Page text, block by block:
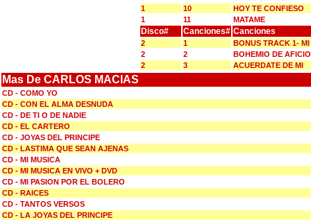
1
10
HOY TE CONFIESO
1
11 MATAME
Disco# Canciones# Canciones
2 1
BONUS TRACK 1-
2
2
BOHEMIO DE
2
3 ACUERDATE DE MI
Mas De CARLOS MACIAS
CD - COMO YO
CD - CON EL ALMA DESNUDA
CD - DE TI O DE NADIE
CD - EL CARTERO
CD - JOYAS DEL PRINCIPE
CD - LASTIMA QUE SEAN AJENAS
CD - MI MUSICA
CD - MI MUSICA EN VIVO + DVD
CD - MI PASION POR EL BOLERO
CD - RAICES
CD - TANTOS VERSOS
CD - LA JOYAS DEL PRINCIPE